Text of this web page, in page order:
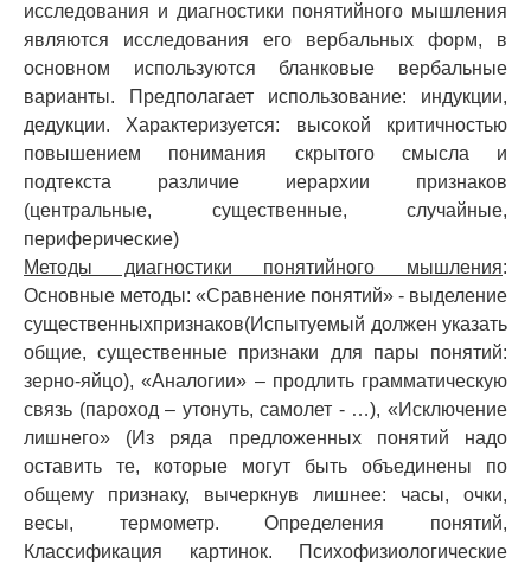
исследования и диагностики понятийного мышления
являются исследования его вербальных форм, в
основном используются бланковые вербальные
варианты. Предполагает использование: индукции,
дедукции. Характеризуется: высокой критичностью
повышением понимания скрытого смысла и
подтекста различие иерархии признаков
(центральные, существенные, случайные,
периферические)
Методы диагностики понятийного мышления:
Основные методы: «Сравнение понятий» - выделение
существенныхпризнаков(Испытуемый должен указать
общие, существенные признаки для пары понятий:
зерно-яйцо), «Аналогии» – продлить грамматическую
связь (пароход – утонуть, самолет - …), «Исключение
лишнего» (Из ряда предложенных понятий надо
оставить те, которые могут быть объединены по
общему признаку, вычеркнув лишнее: часы, очки,
весы, термометр. Определения понятий,
Классификация картинок. Психофизиологические